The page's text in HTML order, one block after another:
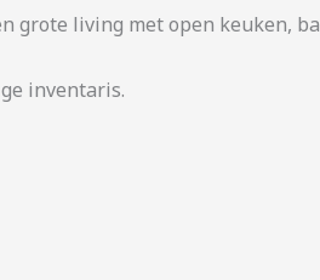
living met open keuken,
inventaris.